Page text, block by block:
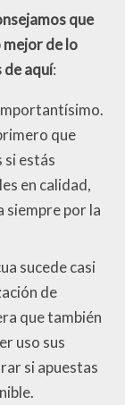
que
de lo
aquí:
que
si estás
en calidad,
siempre por la
sucede casi
de
que también
uso sus
si apuestas